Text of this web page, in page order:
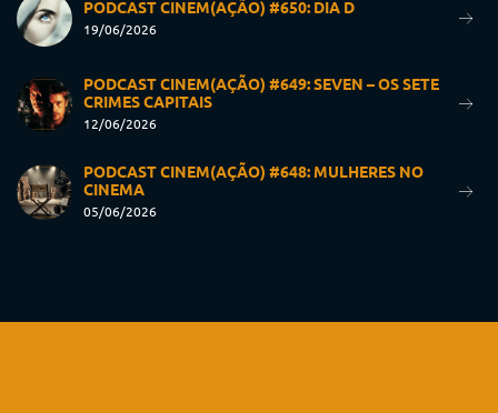
PODCAST CINEM(AÇÃO) #650: DIA D
19/06/2026
PODCAST CINEM(AÇÃO) #649: SEVEN – OS SETE
CRIMES CAPITAIS
12/06/2026
PODCAST CINEM(AÇÃO) #648: MULHERES NO
CINEMA
05/06/2026